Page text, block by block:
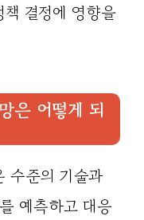
결정에 영향을
은 어떻게 되
수준의 기술과
예측하고 대응